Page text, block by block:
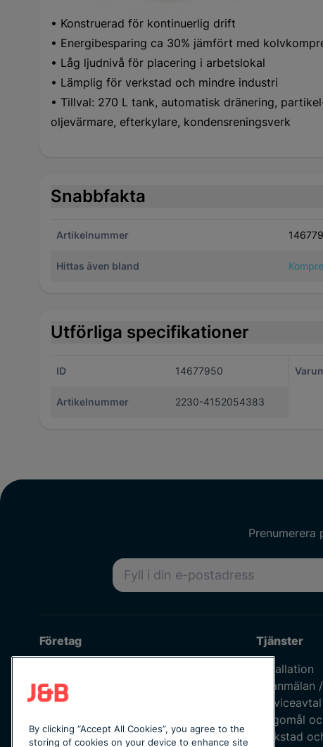
• Konstruerad för kontinuerlig drift
• Energibesparing ca 30% jämfört med
• Låg ljudnivå för placering i arbetslokal
• Lämplig för verkstad och mindre industri
• Tillval: 270 L tank, automatisk dränering,
oljevärmare, efterkylare, kondensreningsverk
Snabbfakta
Artikelnummer
Hittas även bland
Utförliga specifikationer
ID 14677950
Artikelnummer 2230-4152054383
E-postadress
Företag
Våra medarbetare
Jobba hos oss
Integritetspolicy
Tjänster
Installation
Serviceavtal
Klagomål
Verkstad
By clicking “Accept All Cookies”, you agree to the
storing of cookies on your device to enhance site